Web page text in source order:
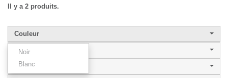
Il y a 2 produits.
Couleur
Noir
Blanc
Largeur de baguette
Style